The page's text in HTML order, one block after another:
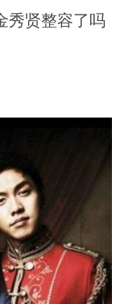
汽车
新华广播
返回PC
秀贤整容了吗